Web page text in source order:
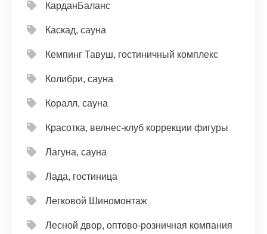
КарданБаланс
Каскад, сауна
Кемпинг Тавуш, гостиничный комплекс
Колибри, сауна
Коралл, сауна
Красотка, велнес-клуб коррекции фигуры
Лагуна, сауна
Лада, гостиница
Легковой Шиномонтаж
Лесной двор, оптово-розничная компания